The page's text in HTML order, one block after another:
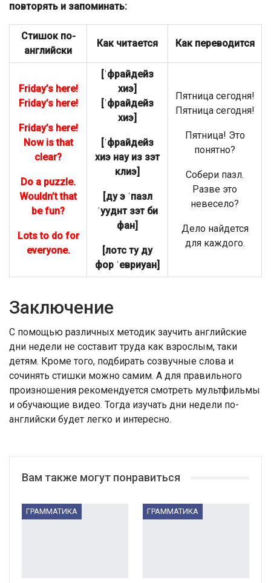
повторять и запоминать:
Стишок по-
английски
Как читается Как переводится
Friday’s here!
Friday’s here!
Friday’s here!
Now is that
clear?
Do a puzzle.
Wouldn’t that
be fun?
Lots to do for
everyone.
[ˈфрайдейз
хиэ]
[ˈфрайдейз
хиэ]
[ˈфрайдейз
хиэ нaу из зэт
клиэ]
[ду э ˈпазл
ˈууднт зэт би
фан]
[лотс ту ду
фор ˈевриуан]
Пятница сегодня!
Пятница сегодня!
Пятница! Это
понятно?
Собери пазл.
Разве это
невесело?
Дело найдется
для каждого.
Заключение
С помощью различных методик заучить английские
дни недели не составит труда как взрослым, таки
детям. Кроме того, подбирать созвучные слова и
сочинять стишки можно самим. А для правильного
произношения рекомендуется смотреть мультфильмы
и обучающие видео. Тогда изучать дни недели по-
английски будет легко и интересно.
Вам также могут понравиться
ГРАММАТИКА ГРАММАТИКА